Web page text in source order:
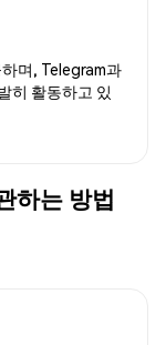
며, Telegram과
히 활동하고 있
하는 방법